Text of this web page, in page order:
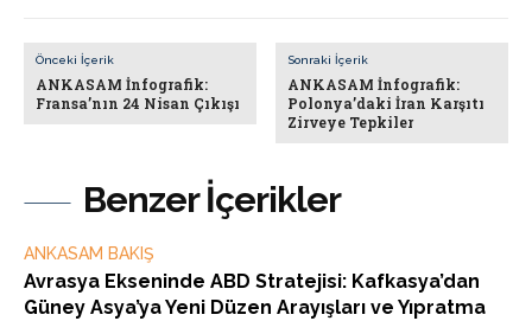
Benzer İçerikler
ANKASAM BAKIŞ
Avrasya Ekseninde ABD Stratejisi: Kafkasya’dan
Güney Asya’ya Yeni Düzen Arayışları ve Yıpratma
Önceki İçerik
ANKASAM İnfografik:
Fransa’nın 24 Nisan Çıkışı
Sonraki İçerik
ANKASAM İnfografik:
Polonya’daki İran Karşıtı
Zirveye Tepkiler